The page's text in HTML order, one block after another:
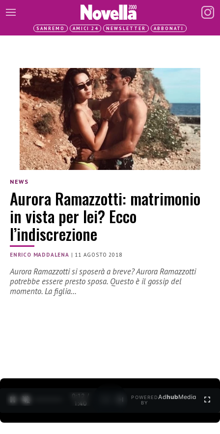
SANREMO AMICI 24 NEWSLETTER ABBONATI
NEWS
Aurora Ramazzotti: matrimonio
in vista per lei? Ecco
l’indiscrezione
ENRICO MADDALENA | 11 AGOSTO 2018
Aurora Ramazzotti si sposerà a breve? Aurora Ramazzotti
potrebbe essere presto sposa. Questo è il gossip del
momento. La figlia…
0:12 /
1:40
POWERED
BY
AdhubMedia